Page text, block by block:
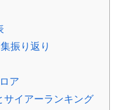
振り返り
ア
サイアーランキング